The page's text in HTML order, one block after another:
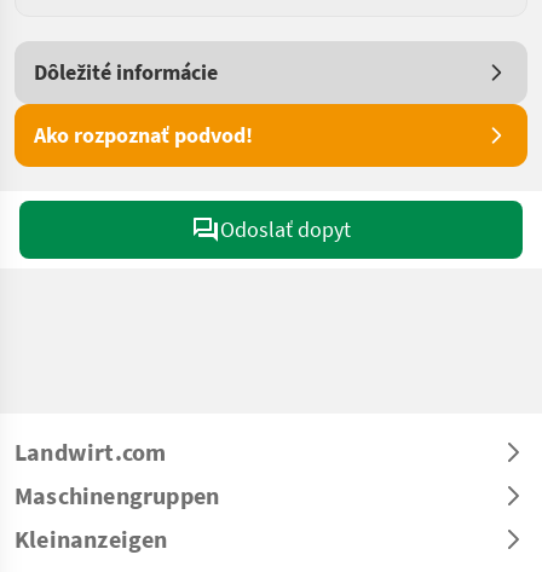
Dôležité informácie
Ako rozpoznať podvod!
Odoslať dopyt
Landwirt.com
Maschinengruppen
Kleinanzeigen